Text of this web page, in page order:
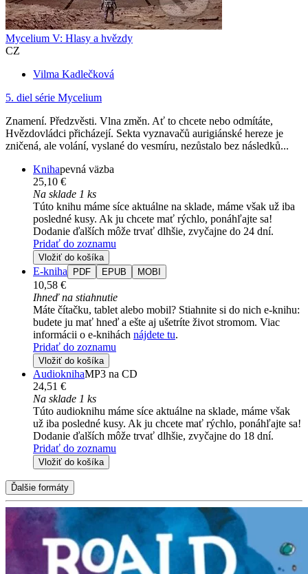
Mycelium V: Hlasy a hvězdy
CZ
Vilma Kadlečková
5. diel série Mycelium
Znamení. Předzvěsti. Vlna změn. Ať to chcete nebo odmítáte,
Hvězdovládci přicházejí. Sekta vyznavačů aurigiánské hereze je
zničená, ale volání, vyslané do vesmíru, nezůstalo bez následků...
Knihapevná väzba
25,10 €
Na sklade 1 ks
Túto knihu máme síce aktuálne na sklade, máme však už iba
posledné kusy. Ak ju chcete mať rýchlo, ponáhľajte sa!
Dodanie ďalších môže trvať dlhšie, zvyčajne do 24 dní.
Pridať do zoznamu
Vložiť do košíka
E-kniha PDF EPUB MOBI
10,58 €
Ihneď na stiahnutie
Máte čítačku, tablet alebo mobil? Stiahnite si do nich e-knihu:
budete ju mať hneď a ešte aj ušetríte život stromom. Viac
informácii o e-knihách nájdete tu.
Pridať do zoznamu
Vložiť do košíka
AudioknihaMP3 na CD
24,51 €
Na sklade 1 ks
Túto audioknihu máme síce aktuálne na sklade, máme však
už iba posledné kusy. Ak ju chcete mať rýchlo, ponáhľajte sa!
Dodanie ďalších môže trvať dlhšie, zvyčajne do 18 dní.
Pridať do zoznamu
Vložiť do košíka
Ďalšie formáty